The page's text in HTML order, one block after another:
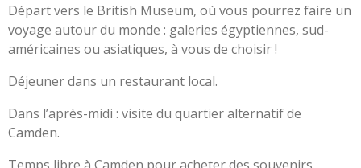
Départ vers le British Museum, où vous pourrez faire un
voyage autour du monde : galeries égyptiennes, sud-
américaines ou asiatiques, à vous de choisir !
Déjeuner dans un restaurant local.
Dans l’après-midi : visite du quartier alternatif de
Camden.
Temps libre à Camden pour acheter des souvenirs.